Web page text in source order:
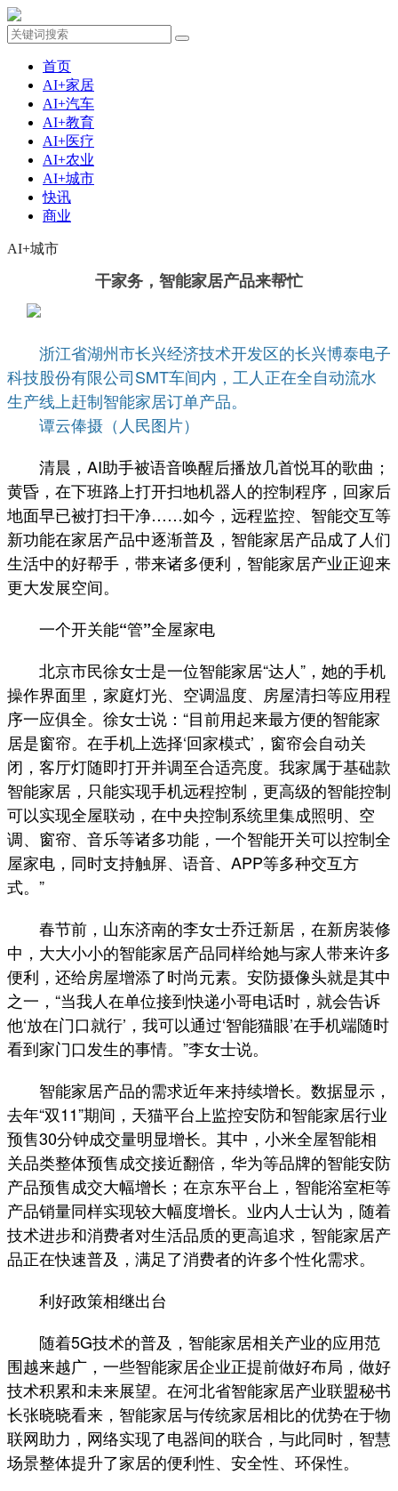
首页
AI+家居
AI+汽车
AI+教育
AI+医疗
AI+农业
AI+城市
快讯
商业
AI+城市
干家务，智能家居产品来帮忙
浙江省湖州市长兴经济技术开发区的长兴博泰电子
科技股份有限公司SMT车间内，工人正在全自动流水
生产线上赶制智能家居订单产品。
谭云俸摄（人民图片）
清晨，AI助手被语音唤醒后播放几首悦耳的歌曲；
黄昏，在下班路上打开扫地机器人的控制程序，回家后
地面早已被打扫干净……如今，远程监控、智能交互等
新功能在家居产品中逐渐普及，智能家居产品成了人们
生活中的好帮手，带来诸多便利，智能家居产业正迎来
更大发展空间。
一个开关能“管”全屋家电
北京市民徐女士是一位智能家居“达人”，她的手机
操作界面里，家庭灯光、空调温度、房屋清扫等应用程
序一应俱全。徐女士说：“目前用起来最方便的智能家
居是窗帘。在手机上选择‘回家模式’，窗帘会自动关
闭，客厅灯随即打开并调至合适亮度。我家属于基础款
智能家居，只能实现手机远程控制，更高级的智能控制
可以实现全屋联动，在中央控制系统里集成照明、空
调、窗帘、音乐等诸多功能，一个智能开关可以控制全
屋家电，同时支持触屏、语音、APP等多种交互方
式。”
春节前，山东济南的李女士乔迁新居，在新房装修
中，大大小小的智能家居产品同样给她与家人带来许多
便利，还给房屋增添了时尚元素。安防摄像头就是其中
之一，“当我人在单位接到快递小哥电话时，就会告诉
他‘放在门口就行’，我可以通过‘智能猫眼’在手机端随时
看到家门口发生的事情。”李女士说。
智能家居产品的需求近年来持续增长。数据显示，
去年“双11”期间，天猫平台上监控安防和智能家居行业
预售30分钟成交量明显增长。其中，小米全屋智能相
关品类整体预售成交接近翻倍，华为等品牌的智能安防
产品预售成交大幅增长；在京东平台上，智能浴室柜等
产品销量同样实现较大幅度增长。业内人士认为，随着
技术进步和消费者对生活品质的更高追求，智能家居产
品正在快速普及，满足了消费者的许多个性化需求。
利好政策相继出台
随着5G技术的普及，智能家居相关产业的应用范
围越来越广，一些智能家居企业正提前做好布局，做好
技术积累和未来展望。在河北省智能家居产业联盟秘书
长张晓晓看来，智能家居与传统家居相比的优势在于物
联网助力，网络实现了电器间的联合，与此同时，智慧
场景整体提升了家居的便利性、安全性、环保性。